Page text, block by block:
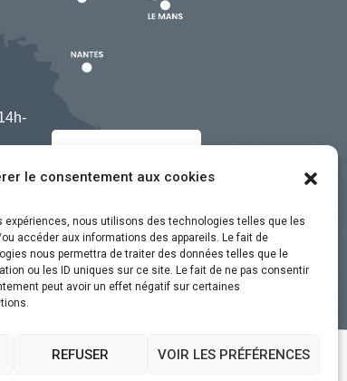
le consentement aux cookies
expériences, nous utilisons des technologies telles que les
accéder aux informations des appareils. Le fait de
nous permettra de traiter des données telles que le
ou les ID uniques sur ce site. Le fait de ne pas consentir
peut avoir un effet négatif sur certaines
REFUSER VOIR LES PRÉFÉRENCES
Plan du site